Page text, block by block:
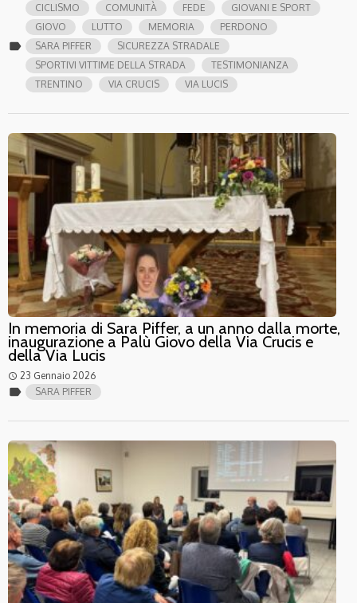
label
CICLISMO COMUNITÀ FEDE
GIOVANI E SPORT
GIOVO
LUTTO MEMORIA
PERDONO
SARA PIFFER
SICUREZZA STRADALE
SPORTIVI VITTIME DELLA STRADA
TESTIMONIANZA
TRENTINO
VIA CRUCIS VIA LUCIS
In memoria di Sara Piffer, a un anno dalla morte,
inaugurazione a Palù Giovo della Via Crucis e
della Via Lucis
access_time 23 Gennaio 2026
label SARA PIFFER